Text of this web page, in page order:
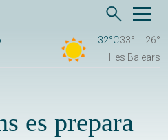
32°C33°
26°
Illes Balears
es prepara